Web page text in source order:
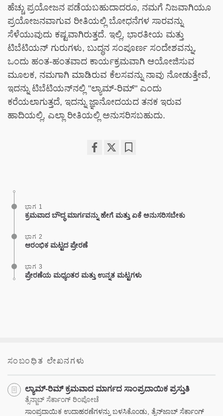
ಹೆಚ್ಚು ಪ್ರಯೋಜನ ಪಡೆಯಬಹುದಾದರೂ, ನಮಗೆ ನಿಜವಾಗಿಯೂ
ಪ್ರಯೋಜನವಾಗುವ ರೀತಿಯಲ್ಲಿ ಬೋಧನೆಗಳ ಸಾರವನ್ನು
ಸೆಳೆಯುವುದು ಕಷ್ಟವಾಗಿರುತ್ತದೆ. ಇಲ್ಲಿ, ಭಾರತೀಯ ಮತ್ತು
ಟಿಬೆಟಿಯನ್ ಗುರುಗಳು, ಬುದ್ಧನ ಸಂಪೂರ್ಣ ಸಂದೇಶವನ್ನು,
ಒಂದು ಹಂತ-ಹಂತವಾದ ಕಾರ್ಯಕ್ರಮವಾಗಿ ಆಯೋಜಿಸುವ
ಮೂಲಕ, ನಮಗಾಗಿ ಮಾಡಿರುವ ಕೆಲಸವನ್ನು ನಾವು ನೋಡುತ್ತೇವೆ,
ಇದನ್ನು ಟಿಬೆಟಿಯನ್‌ನಲ್ಲಿ "ಲ್ಯಾಮ್-ರಿಮ್" ಎಂದು
ಕರೆಯಲಾಗುತ್ತದೆ, ಇದನ್ನು ಜ್ಞಾನೋದಯದ ತನಕ ಇರುವ
ಹಾದಿಯಲ್ಲಿ, ಎಲ್ಲಾ ರೀತಿಯಲ್ಲಿ ಅನುಸರಿಸಬಹುದು.
ಭಾಗ 1
ಕ್ರಮವಾದ ಬೌದ್ಧ ಮಾರ್ಗವನ್ನು ಹೇಗೆ ಮತ್ತು ಏಕೆ ಅನುಸರಿಸಬೇಕು
ಭಾಗ 2
ಆರಂಭಿಕ ಮಟ್ಟದ ಪ್ರೇರಣೆ
ಭಾಗ 3
ಪ್ರೇರಣೆಯ ಮಧ್ಯಂತರ ಮತ್ತು ಉನ್ನತ ಮಟ್ಟಗಳು
ಸಂಬಂಧಿತ ಲೇಖನಗಳು
ಲ್ಯಾಮ್-ರಿಮ್ ಕ್ರಮವಾದ ಮಾರ್ಗದ ಸಾಂಪ್ರದಾಯಿಕ ಪ್ರಸ್ತುತಿ
ತ್ಸೆನ್ಜಾಬ್ ಸೆರ್ಕಾಂಗ್ ರಿಂಪೋಚೆ
ಸಾಂಪ್ರದಾಯಿಕ ಉದಾಹರಣೆಗಳನ್ನು ಬಳಸಿಕೊಂಡು, ತ್ಸೆನ್‌ಜಾಬ್ ಸೆರ್ಕಾಂಗ್